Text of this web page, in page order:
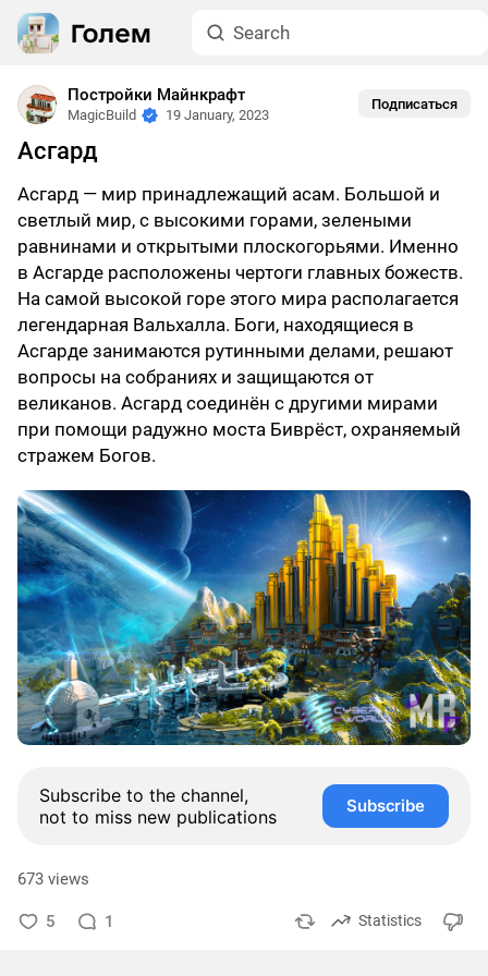
Постройки Майнкрафт
MagicBuild 19 January, 2023
Подписаться
Асгард
Асгард — мир принадлежащий асам. Большой и
светлый мир, с высокими горами, зелеными
равнинами и открытыми плоскогорьями. Именно
в Асгарде расположены чертоги главных божеств.
На самой высокой горе этого мира располагается
легендарная Вальхалла. Боги, находящиеся в
Асгарде занимаются рутинными делами, решают
вопросы на собраниях и защищаются от
великанов. Асгард соединён с другими мирами
при помощи радужно моста Биврёст, охраняемый
стражем Богов.
Subscribe to the channel,
not to miss new publications
Subscribe
673 views
5 1 Statistics